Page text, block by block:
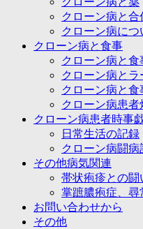
クローン病と合
クローン病につ
クローン病と食事
クローン病と食
クローン病と
クローン病と
クローン病患
クローン病患者時事
日常生活の記録
クローン病闘病
その他病気関連
帯状疱疹との闘
掌蹠膿疱症、尋
お問い合わせから
その他